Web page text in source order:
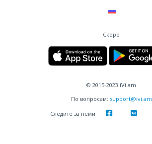
Скоро
© 2015-2023 iVi.am
По вопросам: support@ivi.am
Следите за неми